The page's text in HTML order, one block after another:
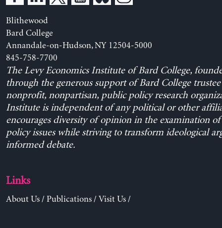
Blithewood
Bard College
Annandale-on-Hudson, NY 12504-5000
845-758-7700
The Levy Economics Institute of Bard College,
through the generous support of Bard College trustee
nonprofit, nonpartisan, public policy research
Institute is independent of any political or other
encourages diversity of opinion in the examination
policy issues while striving to transform ideological
informed debate.
Links
About Us/ Publications/ Visit Us/